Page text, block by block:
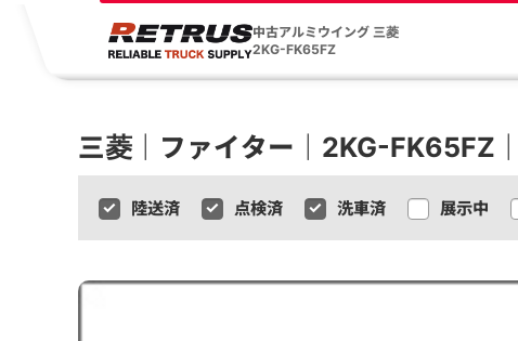
中古アルミウイング 三菱
2KG-FK65FZ
三菱｜ファイター｜2KG-FK65FZ
陸送済 点検済 洗車済 展示中